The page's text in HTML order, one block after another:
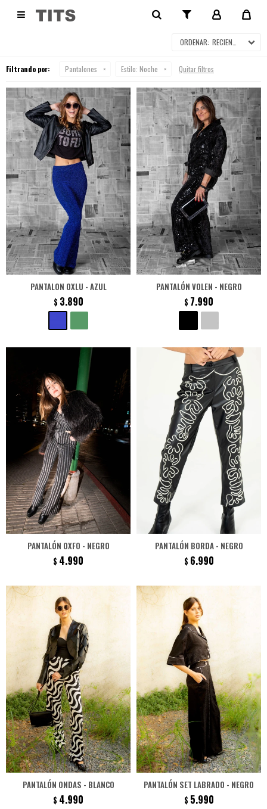
 PANTALONES
RECIENTES
Filtrando por: Pantalones Estilo: Noche Quitar filtros
PANTALON OXLU - AZUL
$ 3.890
PANTALÓN VOLEN - NEGRO
$ 7.990
PANTALÓN OXFO - NEGRO
$ 4.990
PANTALÓN BORDA - NEGRO
$ 6.990
PANTALÓN ONDAS - BLANCO
$ 4.990
PANTALÓN SET LABRADO - NEGRO
$ 5.990